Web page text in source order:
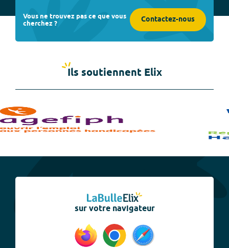
Vous ne trouvez pas ce que vous
cherchez ? Contactez-nous
Ils soutiennent Elix
sur votre navigateur